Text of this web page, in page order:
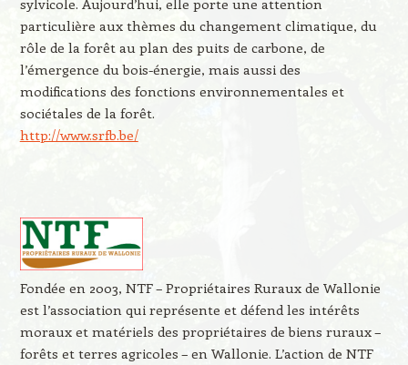
sylvicole. Aujourd’hui, elle porte une attention
particulière aux thèmes du changement climatique, du
rôle de la forêt au plan des puits de carbone, de
l’émergence du bois-énergie, mais aussi des
modifications des fonctions environnementales et
sociétales de la forêt.
http://www.srfb.be/
Fondée en 2003, NTF – Propriétaires Ruraux de Wallonie
est l’association qui représente et défend les intérêts
moraux et matériels des propriétaires de biens ruraux –
forêts et terres agricoles – en Wallonie. L’action de NTF